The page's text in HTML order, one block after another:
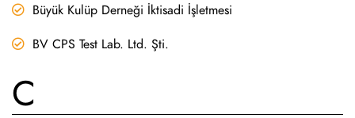
Büyük Kulüp Derneği İktisadi İşletmesi
BV CPS Test Lab. Ltd. Şti.
C